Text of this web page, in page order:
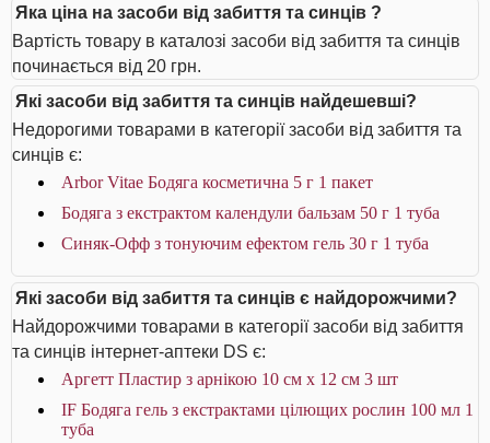
Яка ціна на засоби від забиття та синців ?
Вартість товару в каталозі засоби від забиття та синців
починається від 20 грн.
Які засоби від забиття та синців найдешевші?
Недорогими товарами в категорії засоби від забиття та
синців є:
Arbor Vitae Бодяга косметична 5 г 1 пакет
Бодяга з екстрактом календули бальзам 50 г 1 туба
Синяк-Офф з тонуючим ефектом гель 30 г 1 туба
Які засоби від забиття та синців є найдорожчими?
Найдорожчими товарами в категорії засоби від забиття
та синців інтернет-аптеки DS є:
Аргетт Пластир з арнікою 10 см х 12 см 3 шт
IF Бодяга гель з екстрактами цілющих рослин 100 мл 1
туба